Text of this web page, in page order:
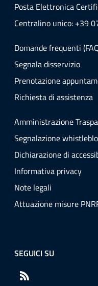
Posta Elettronica
Centralino unico: +39
Domande frequenti
Segnala disservizio
Prenotazione
Richiesta di assistenza
Amministrazione
Segnalazione
Dichiarazione di
Informativa privacy
Note legali
Attuazione misure
SEGUICI SU